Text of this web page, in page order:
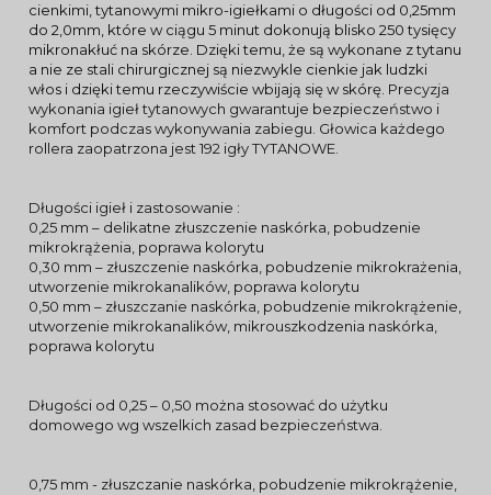
cienkimi, tytanowymi mikro-igiełkami o długości od 0,25mm
do 2,0mm, które w ciągu 5 minut dokonują blisko 250 tysięcy
mikronakłuć na skórze. Dzięki temu, że są wykonane z tytanu
a nie ze stali chirurgicznej są niezwykle cienkie jak ludzki
włos i dzięki temu rzeczywiście wbijają się w skórę. Precyzja
wykonania igieł tytanowych gwarantuje bezpieczeństwo i
komfort podczas wykonywania zabiegu. Głowica każdego
rollera zaopatrzona jest 192 igły TYTANOWE.
Długości igieł i zastosowanie :
0,25 mm – delikatne złuszczenie naskórka, pobudzenie
mikrokrążenia, poprawa kolorytu
0,30 mm – złuszczenie naskórka, pobudzenie mikrokrażenia,
utworzenie mikrokanalików, poprawa kolorytu
0,50 mm – złuszczanie naskórka, pobudzenie mikrokrążenie,
utworzenie mikrokanalików, mikrouszkodzenia naskórka,
poprawa kolorytu
Długości od 0,25 – 0,50 można stosować do użytku
domowego wg wszelkich zasad bezpieczeństwa.
0,75 mm - złuszczanie naskórka, pobudzenie mikrokrążenie,